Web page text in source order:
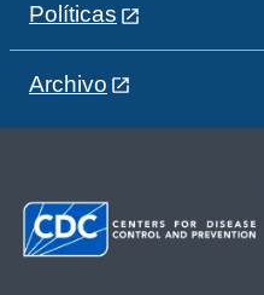
Políticas
Archivo